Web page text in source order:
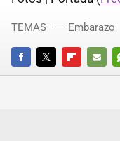
FACEBOOKTWITTERFLIPBOARD
E-
TEMAS Embarazo